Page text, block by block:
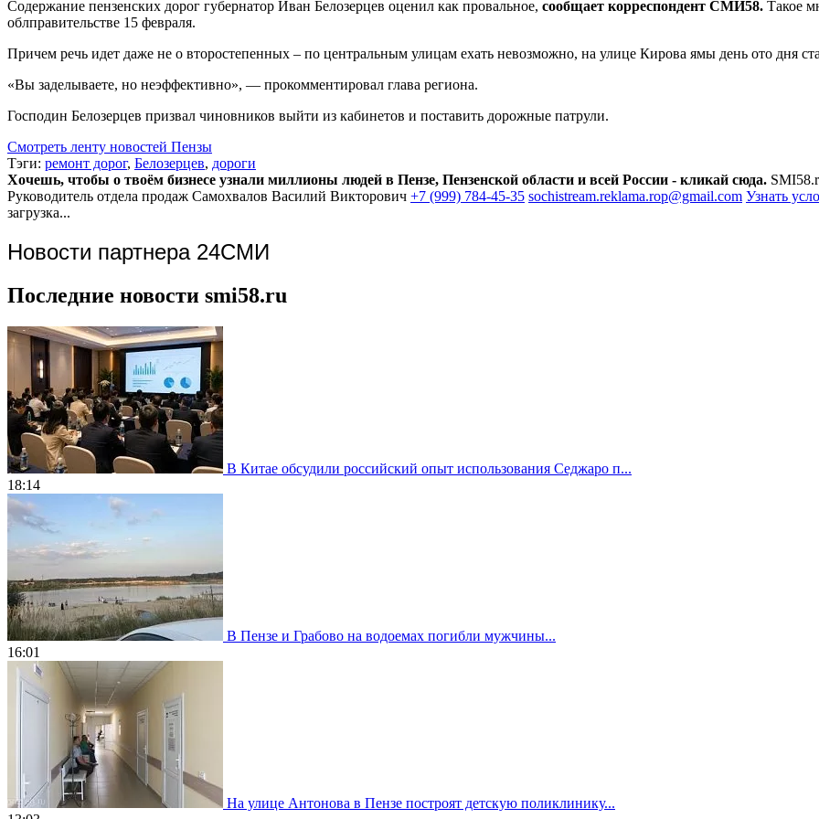
Содержание пензенских дорог губернатор Иван Белозерцев оценил как провальное, сообщает корреспондент СМИ58. Такое
облправительстве 15 февраля.
Причем речь идет даже не о второстепенных – по центральным улицам ехать невозможно, на улице Кирова ямы день ото дня
«Вы заделываете, но неэффективно», — прокомментировал глава региона.
Господин Белозерцев призвал чиновников выйти из кабинетов и поставить дорожные патрули.
Смотреть ленту новостей Пензы
Тэги: ремонт дорог, Белозерцев, дороги
Хочешь, чтобы о твоём бизнесе узнали миллионы людей в Пензе, Пензенской области и всей России - кликай сюда.
Руководитель отдела продаж Самохвалов Василий Викторович +7 (999) 784-45-35 sochistream.reklama.rop@gmail.com Узнать
загрузка...
Новости партнера 24СМИ
Последние новости smi58.ru
В Китае обсудили российский опыт использования Седжаро п...
18:14
В Пензе и Грабово на водоемах погибли мужчины...
16:01
На улице Антонова в Пензе построят детскую поликлинику...